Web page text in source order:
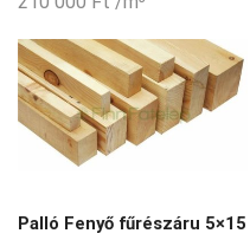
Palló Fenyő fűrészáru 5×15